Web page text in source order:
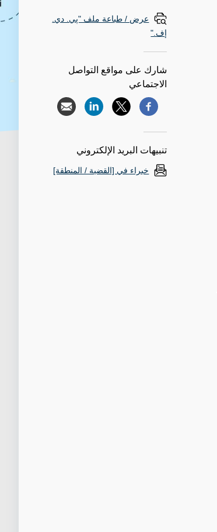
عرض / طباعة ملف "پي. دي.
إف."
شارك على مواقع التواصل
الاجتماعي
تنبيهات البريد الإلكتروني
خبراء في [القضية / المنطقة]